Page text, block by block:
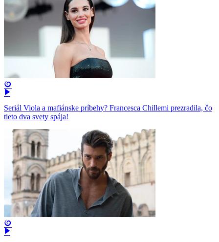
Seriál Viola a mafiánske príbehy? Francesca Chillemi prezradila, čo
tieto dva svety spája!